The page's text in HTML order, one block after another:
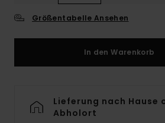
Größentabelle Ansehen
In den Warenkorb
Lieferung nach Hause
Abholort